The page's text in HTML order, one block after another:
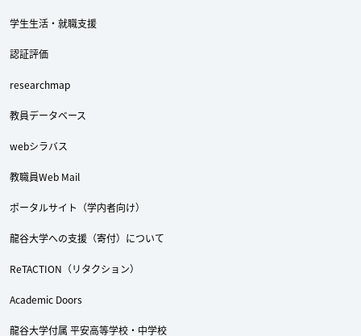
学生生活・就職支援
認証評価
researchmap
教員データベース
webシラバス
教職員Web Mail
ポータルサイト（学内者向け）
龍谷大学への支援（寄付）について
ReTACTION（リタクション）
Academic Doors
龍谷大学付属 平安高等学校・中学校